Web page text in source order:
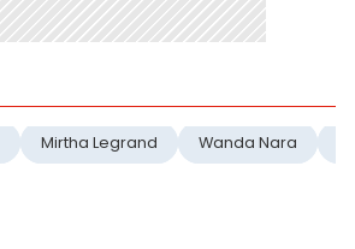
Mirtha Legrand Wanda Nara